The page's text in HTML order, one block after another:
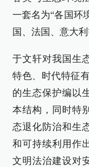
一套名为“各国环
国、法国、意大
于文轩对我国生
特色、时代特征
的生态保护编以
本结构，同时特
态退化防治和生
和可持续利用作
文明法治建设对